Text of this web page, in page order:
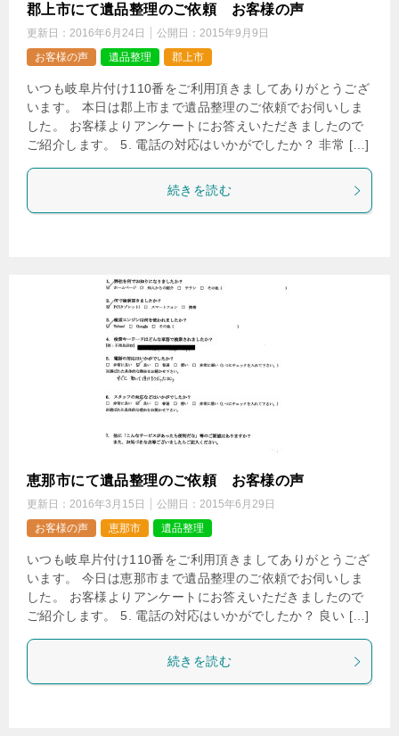
郡上市にて遺品整理のご依頼 お客様の声
更新日： 2016年6月24日 公開日： 2015年9月9日
お客様の声
遺品整理 郡上市
いつも岐阜片付け110番をご利用頂きましてありがとうござ
います。 本日は郡上市まで遺品整理のご依頼でお伺いしま
した。 お客様よりアンケートにお答えいただきましたので
ご紹介します。 5. 電話の対応はいかがでしたか？ 非常 […]
続きを読む
恵那市にて遺品整理のご依頼 お客様の声
更新日： 2016年3月15日 公開日： 2015年6月29日
お客様の声
恵那市 遺品整理
いつも岐阜片付け110番をご利用頂きましてありがとうござ
います。 今日は恵那市まで遺品整理のご依頼でお伺いしま
した。 お客様よりアンケートにお答えいただきましたので
ご紹介します。 5. 電話の対応はいかがでしたか？ 良い […]
続きを読む